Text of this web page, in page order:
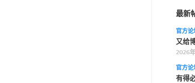
最新
官方论
又给
2026
官方论
有得